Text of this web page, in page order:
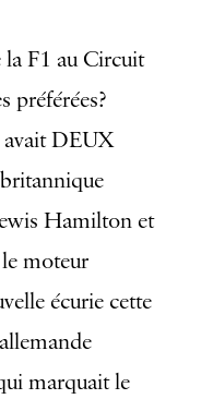
la F1 au Circuit
préférées?
avait DEUX
Hamilton et
moteur
écurie cette
marquait le